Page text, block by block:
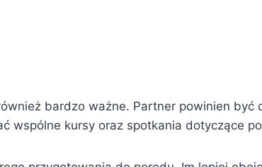
bardzo ważne. Partner powinien być
wspólne kursy oraz spotkania dotyczące